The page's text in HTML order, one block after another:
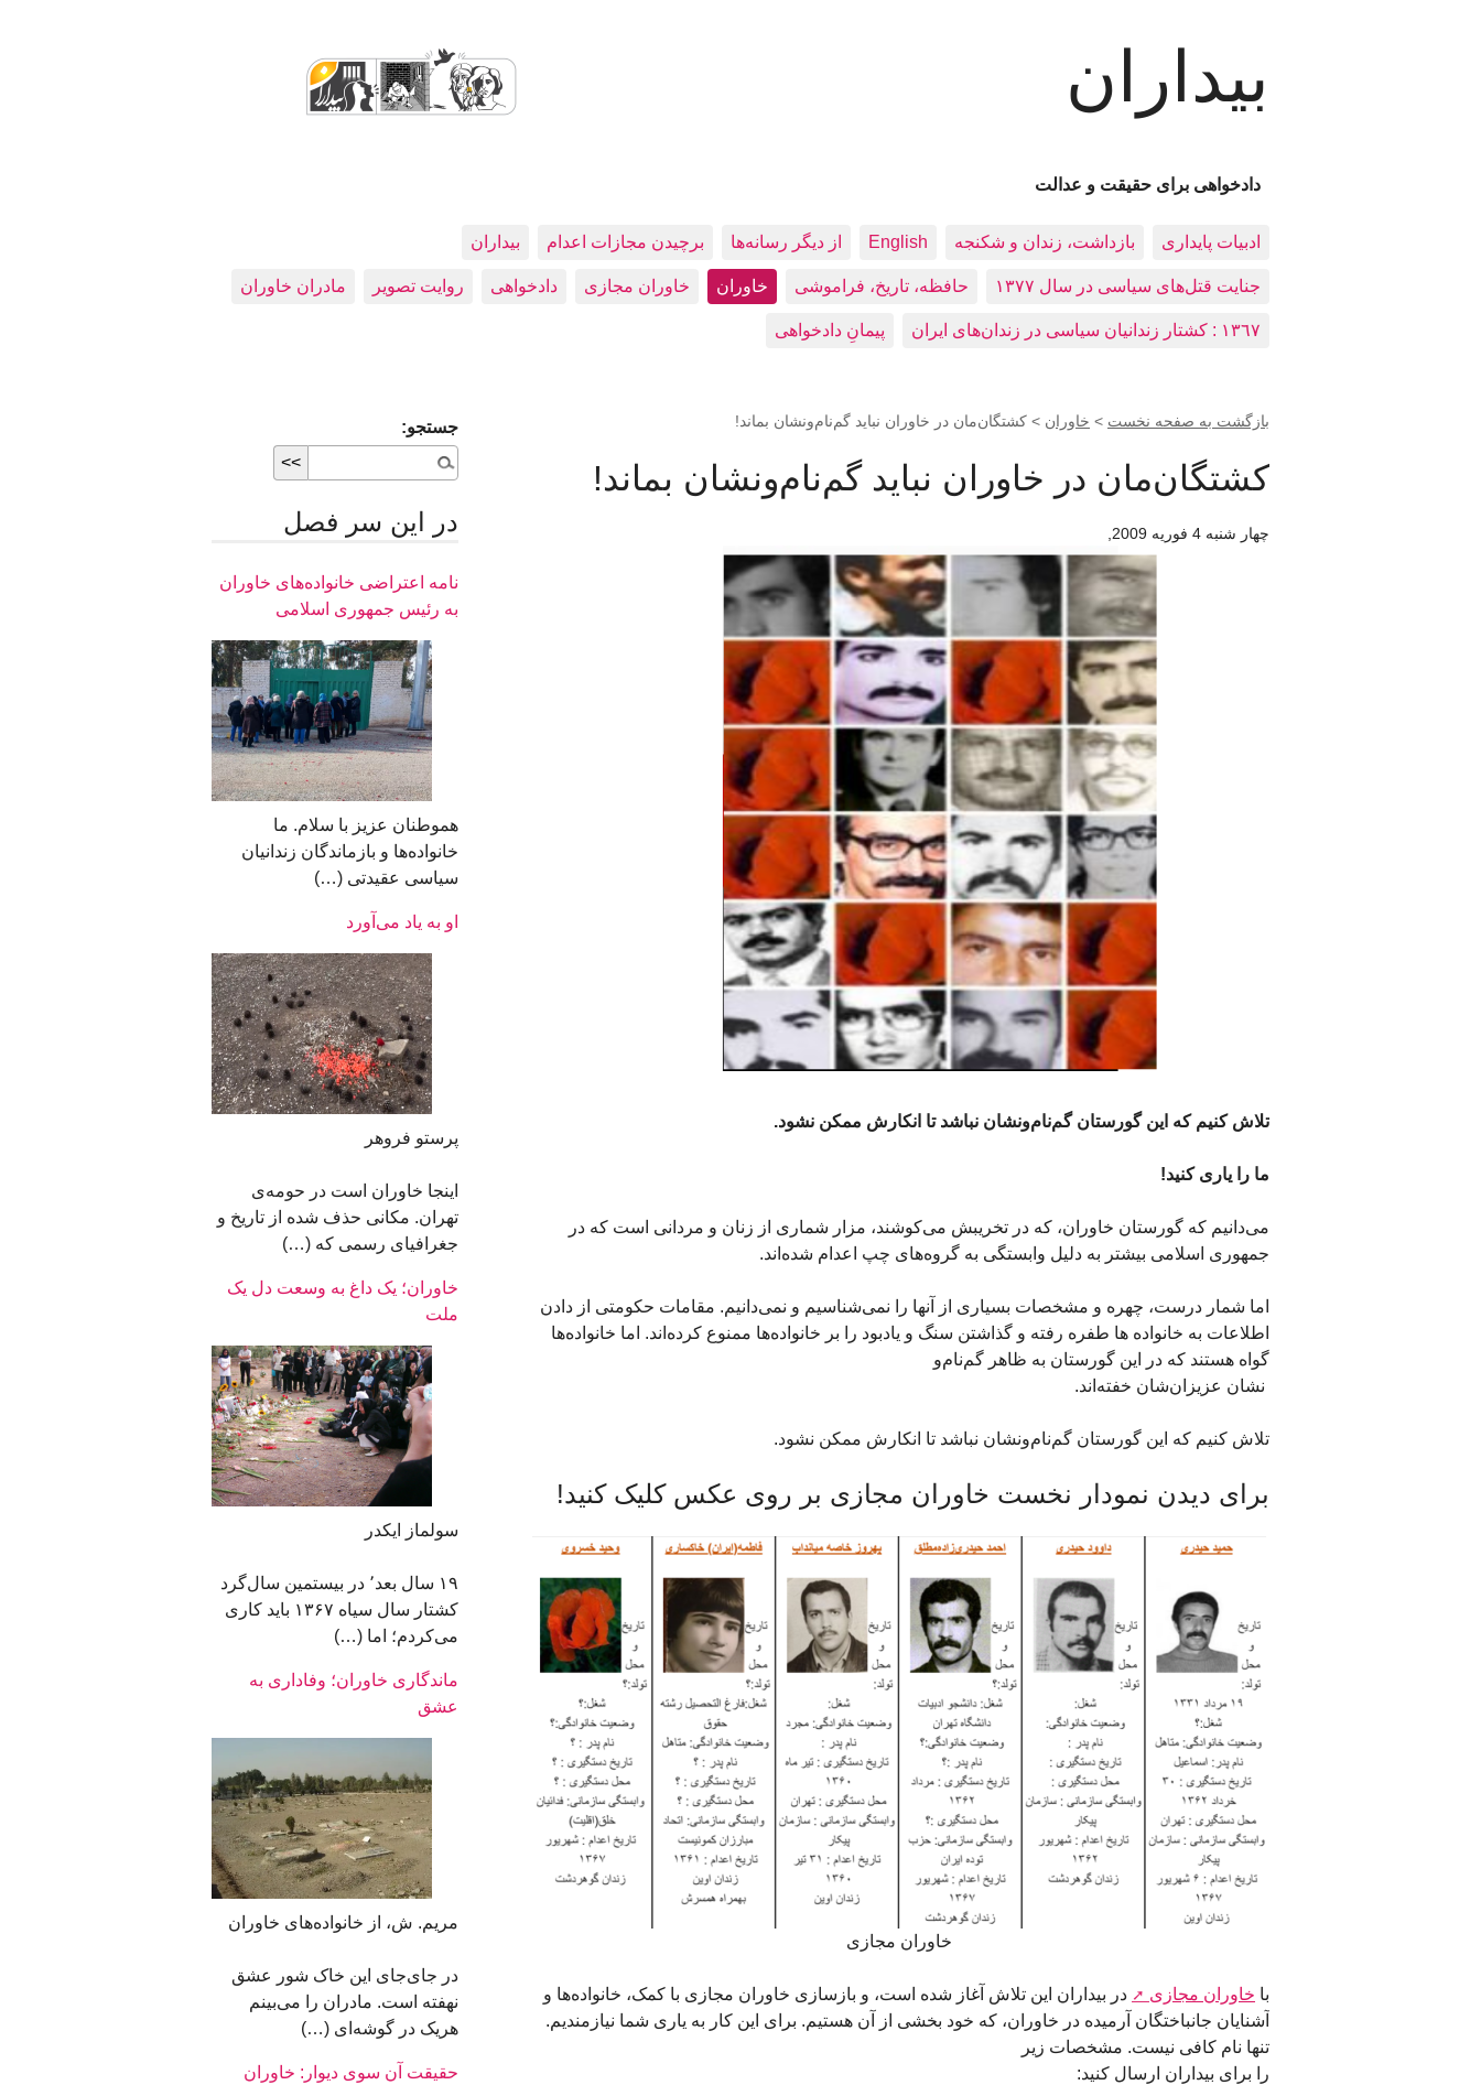
بیداران
دادخواهی برای حقیقت و عدالت
ادبيات پايداری بازداشت، زندان و شکنجه English از دیگر رسانه‌ها برچیدن مجازات اعدام بيداران
جنایت قتل‌های سیاسی در سال ۱۳۷۷ حافظه، تاريخ، فراموشی خاوران خاوران مجازی دادخواهی روایت تصویر مادران خاوران
١٣٦٧ : کشتار زندانيان سياسی در زندان‌های ایران پیمانِ دادخواهی
بازگشت به صفحه نخست > خاوران > کشتگان‌مان در خاوران نباید گم‌نام‌ونشان بماند!
کشتگان‌مان در خاوران نباید گم‌نام‌ونشان بماند!
چهار شنبه 4 فوريه 2009
تلاش کنیم که این گورستان گم‌نام‌و‌نشان نباشد تا انکارش ممکن نشود.
ما را یاری کنید!
می‌دانیم که گورستان خاوران، که در تخریبش می‌کوشند، مزار شماری از زنان و مردانی است که در
جمهوری اسلامی بیشتر به دلیل وابستگی به گروه‌های چپ اعدام شده‌اند.
اما شمار درست، چهره و مشخصات بسیاری از آنها را نمی‌شناسیم و نمی‌دانیم. مقامات حکومتی از دادن
اطلاعات به خانواده ها طفره رفته و گذاشتن سنگ و یادبود را بر خانواده‌ها ممنوع کرده‌اند. اما خانواده‌ها
گواه هستند که در این گورستان به ظاهر گم‌نام‌و
‌ نشان عزیزان‌شان خفته‌اند.
تلاش کنیم که این گورستان گم‌نام‌و‌نشان نباشد تا انکارش ممکن نشود.
برای دیدن نمودار نخست خاوران مجازی بر روی عکس کلیک کنید!
خاوران مجازی
با خاوران مجازی
در بیداران این تلاش آغاز شده است، و بازسازی خاوران مجازی با کمک، خانواده‌ها و
آشنایان جانباختگان آرمیده در خاوران، که خود بخشی از آن هستیم. برای این کار به یاری شما نیازمندیم.
تنها نام کافی نیست. مشخصات زیر
را برای بیداران ارسال کنید:
جستجو:
در اين سر فصل
نامه اعتراضی خانواده‌های خاوران
به رئیس جمهوری اسلامی
هموطنان عزیز با سلام. ما
خانواده‌ها و بازماندگان زندانیان
سیاسی عقیدتی (…)
او به یاد می‌آورد
پرستو فروهر
اینجا خاوران است در حومه‌ی
تهران. مکانی حذف شده از تاریخ و
جغرافیای رسمی که (…)
خاوران؛ یک داغ به وسعت دل یک
ملت
سولماز ایکدر
۱۹ سال بعد٬ در بیستمین سال‌گرد
کشتار سال سیاه ‍۱۳۶۷ باید کاری
می‌کردم؛ اما (…)
ماندگاری خاوران؛ وفاداری به
عشق
مریم. ش، از خانواده‌های خاوران
در جای‌جای این خاک شور عشق
نهفته است. مادران را می‌بینم
هریک در گوشه‌ای (…)
حقیقت آن‌ سوی دیوار: خاوران